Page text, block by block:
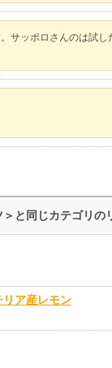
サッポロさんのは試
と同じカテゴリの
リア産レモン